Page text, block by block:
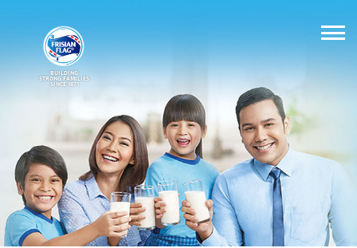
BUILDING
STRONG FAMILIES
SINCE 1871